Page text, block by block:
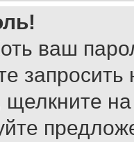
ваш
щелкните